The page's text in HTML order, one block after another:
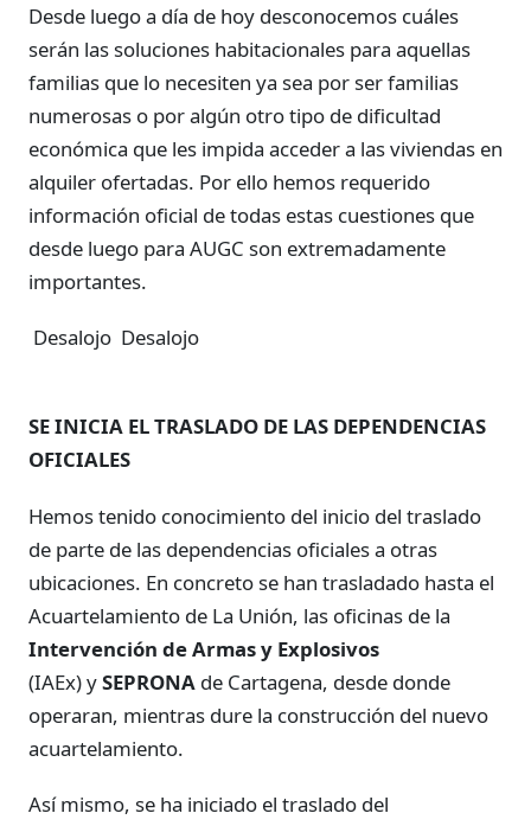
Desde luego a día de hoy desconocemos cuáles
serán las soluciones habitacionales para aquellas
familias que lo necesiten ya sea por ser familias
numerosas o por algún otro tipo de dificultad
económica que les impida acceder a las viviendas en
alquiler ofertadas. Por ello hemos requerido
información oficial de todas estas cuestiones que
desde luego para AUGC son extremadamente
importantes.
Desalojo Desalojo
SE INICIA EL TRASLADO DE LAS DEPENDENCIAS
OFICIALES
Hemos tenido conocimiento del inicio del traslado
de parte de las dependencias oficiales a otras
ubicaciones. En concreto se han trasladado hasta el
Acuartelamiento de La Unión, las oficinas de la
Intervención de Armas y Explosivos
(IAEx) ySEPRONA de Cartagena, desde donde
operaran, mientras dure la construcción del nuevo
acuartelamiento.
Así mismo, se ha iniciado el traslado del